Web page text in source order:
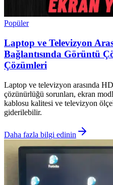
Popüler
Laptop ve Televizyon
Bağlantısında Görüntü
Çözümleri
Laptop ve televizyon arasında
çözünürlüğü sorunları, ekran
kablosu kalitesi ve televizyon
giderilebilir.
Daha fazla bilgi edinin